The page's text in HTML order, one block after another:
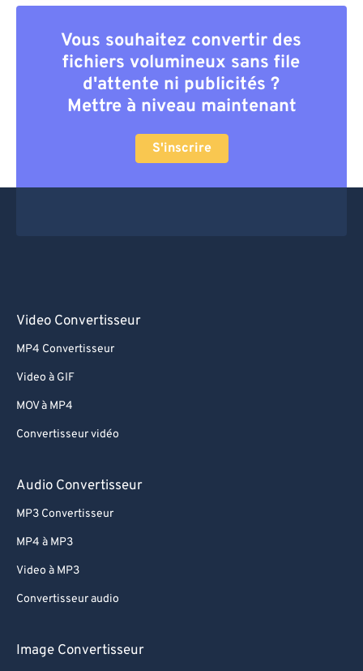
Vous souhaitez convertir des
fichiers volumineux sans file
d'attente ni publicités ?
Mettre à niveau maintenant
S'inscrire
Video Convertisseur
MP4 Convertisseur
Video à GIF
MOV à MP4
Convertisseur vidéo
Audio Convertisseur
MP3 Convertisseur
MP4 à MP3
Video à MP3
Convertisseur audio
Image Convertisseur